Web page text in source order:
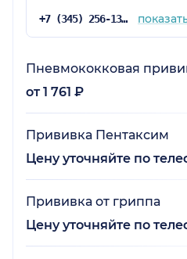
+7 (345) 256-13-03
Пневмококковая
от 1 761 ₽
Прививка Пентаксим
Цену уточняйте по
Прививка от гриппа
Цену уточняйте по